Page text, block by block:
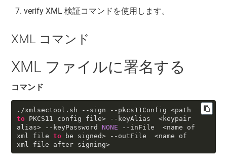
verify XML 検証コマンドを使用します。
XML コマンド
XML ファイルに署名する
コマンド
./xmlsectool .sh --sign --pkcs11Config
to PKCS11 config file> --keyAlias
  <keypair
alias>
--keyPassword NONE --inFile
  <name of
xml file to be signed> --outFile
  <name of
xml file after signing>